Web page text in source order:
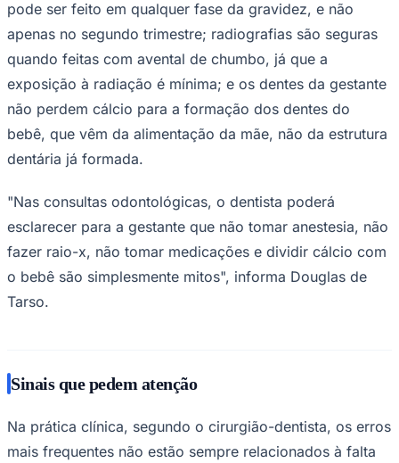
Corinthians
pode ser feito em qualquer fase da gravidez, e não
apenas no segundo trimestre; radiografias são seguras
quando feitas com avental de chumbo, já que a
exposição à radiação é mínima; e os dentes da gestante
não perdem cálcio para a formação dos dentes do
bebê, que vêm da alimentação da mãe, não da estrutura
dentária já formada.
"Nas consultas odontológicas, o dentista poderá
esclarecer para a gestante que não tomar anestesia, não
fazer raio-x, não tomar medicações e dividir cálcio com
o bebê são simplesmente mitos", informa Douglas de
Tarso.
Sinais que pedem atenção
Na prática clínica, segundo o cirurgião-dentista, os erros
mais frequentes não estão sempre relacionados à falta